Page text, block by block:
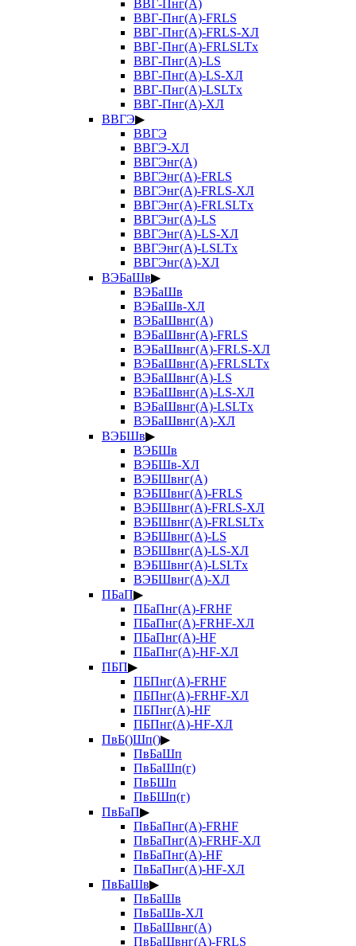
ВВГ-Пнг(А)
ВВГ-Пнг(А)-FRLS
ВВГ-Пнг(А)-FRLS-ХЛ
ВВГ-Пнг(А)-FRLSLTx
ВВГ-Пнг(А)-LS
ВВГ-Пнг(А)-LS-ХЛ
ВВГ-Пнг(А)-LSLTx
ВВГ-Пнг(А)-ХЛ
ВВГЭ▶
ВВГЭ
ВВГЭ-ХЛ
ВВГЭнг(А)
ВВГЭнг(А)-FRLS
ВВГЭнг(А)-FRLS-ХЛ
ВВГЭнг(А)-FRLSLTx
ВВГЭнг(А)-LS
ВВГЭнг(А)-LS-ХЛ
ВВГЭнг(А)-LSLTx
ВВГЭнг(А)-ХЛ
ВЭБаШв▶
ВЭБаШв
ВЭБаШв-ХЛ
ВЭБаШвнг(А)
ВЭБаШвнг(А)-FRLS
ВЭБаШвнг(А)-FRLS-ХЛ
ВЭБаШвнг(А)-FRLSLTx
ВЭБаШвнг(А)-LS
ВЭБаШвнг(А)-LS-ХЛ
ВЭБаШвнг(А)-LSLTx
ВЭБаШвнг(А)-ХЛ
ВЭБШв▶
ВЭБШв
ВЭБШв-ХЛ
ВЭБШвнг(А)
ВЭБШвнг(А)-FRLS
ВЭБШвнг(А)-FRLS-ХЛ
ВЭБШвнг(А)-FRLSLTx
ВЭБШвнг(А)-LS
ВЭБШвнг(А)-LS-ХЛ
ВЭБШвнг(А)-LSLTx
ВЭБШвнг(А)-ХЛ
ПБаП▶
ПБаПнг(А)-FRHF
ПБаПнг(А)-FRHF-ХЛ
ПБаПнг(А)-HF
ПБаПнг(А)-HF-ХЛ
ПБП▶
ПБПнг(А)-FRHF
ПБПнг(А)-FRHF-ХЛ
ПБПнг(А)-HF
ПБПнг(А)-HF-ХЛ
ПвБ()Шп()▶
ПвБаШп
ПвБаШп(г)
ПвБШп
ПвБШп(г)
ПвБаП▶
ПвБаПнг(А)-FRHF
ПвБаПнг(А)-FRHF-ХЛ
ПвБаПнг(А)-HF
ПвБаПнг(А)-HF-ХЛ
ПвБаШв▶
ПвБаШв
ПвБаШв-ХЛ
ПвБаШвнг(А)
ПвБаШвнг(А)-FRLS